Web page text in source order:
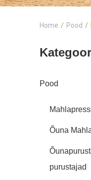
Home Pood
Pood
Õuna
purustajad